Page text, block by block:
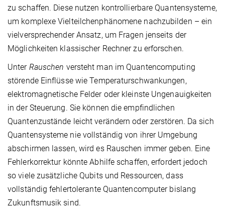
zu schaffen. Diese nutzen kontrollierbare Quantensysteme,
um komplexe Vielteilchenphänomene nachzubilden – ein
vielversprechender Ansatz, um Fragen jenseits der
Möglichkeiten klassischer Rechner zu erforschen.
Unter Rauschen versteht man im Quantencomputing
störende Einflüsse wie Temperaturschwankungen,
elektromagnetische Felder oder kleinste Ungenauigkeiten
in der Steuerung. Sie können die empfindlichen
Quantenzustände leicht verändern oder zerstören. Da sich
Quantensysteme nie vollständig von ihrer Umgebung
abschirmen lassen, wird es Rauschen immer geben. Eine
Fehlerkorrektur könnte Abhilfe schaffen, erfordert jedoch
so viele zusätzliche Qubits und Ressourcen, dass
vollständig fehlertolerante Quantencomputer bislang
Zukunftsmusik sind.